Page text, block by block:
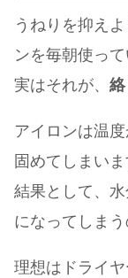
うねりを抑え
ンを毎朝使っ
実はそれが、
アイロンは温
固めてしまいま
結果として、
になってしまう
理想はドライヤ